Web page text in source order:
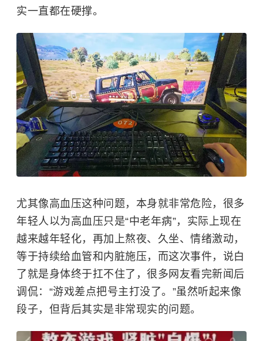
实一直都在硬撑。
尤其像高血压这种问题，本身就非常危险，很多
年轻人以为高血压只是“中老年病”，实际上现在
越来越年轻化，再加上熬夜、久坐、情绪激动，
等于持续给血管和内脏施压，而这次事件，说白
了就是身体终于扛不住了，很多网友看完新闻后
调侃：“游戏差点把号主打没了。”虽然听起来像
段子，但背后其实是非常现实的问题。